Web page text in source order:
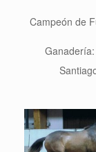
Campeón de